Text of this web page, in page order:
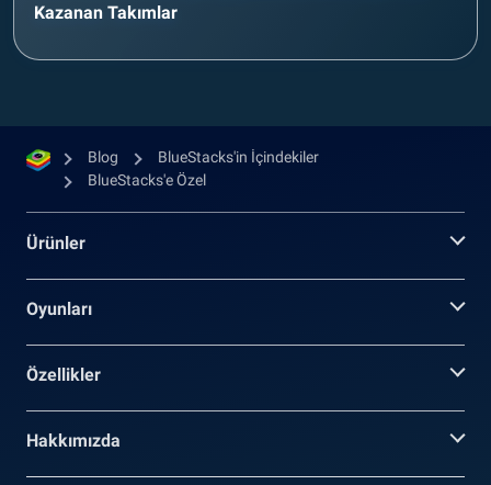
Kazanan Takımlar
Blog
BlueStacks'in İçindekiler
BlueStacks'e Özel
Ürünler
Oyunları
Özellikler
Hakkımızda